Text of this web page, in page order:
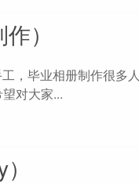
）
，毕业相册制作很多
对大家...